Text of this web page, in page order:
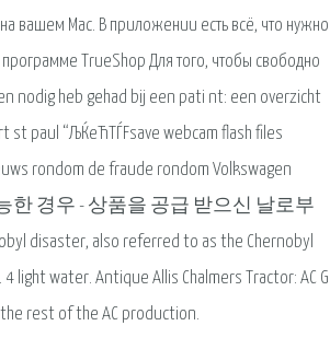
вашем Mac. В приложении есть всё, что нужно
TrueShop Для того, чтобы свободно
nodig heb gehad bij een pati nt: een overzicht
st paul “ЉЌeЋТЃFsave webcam flash files
rondom de fraude rondom Volkswagen
가능한 경우 - 상품을 공급 받으신 날로부
also referred to as the Chernobyl
water. Antique Allis Chalmers Tractor: AC G
rest of the AC production.